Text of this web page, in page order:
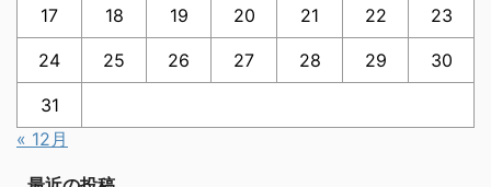
17 18 19 20 21 22 23
24 25 26 27 28 29 30
31
« 12月